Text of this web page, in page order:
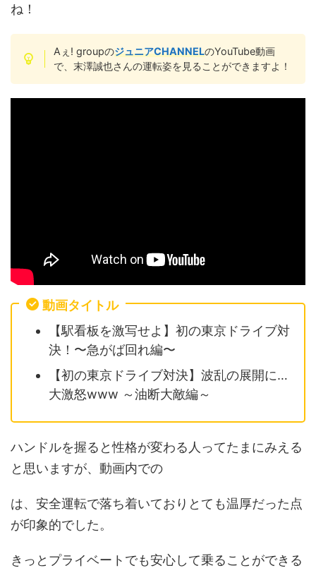
ね！
Aぇ! groupのジュニアCHANNELのYouTube動画
で、末澤誠也さんの運転姿を見ることができますよ！
動画タイトル
【駅看板を激写せよ】初の東京ドライブ対
決！〜急がば回れ編〜
【初の東京ドライブ対決】波乱の展開に…
大激怒www ～油断大敵編～
ハンドルを握ると性格が変わる人ってたまにみえる
と思いますが、動画内での
は、安全運転で落ち着いておりとても温厚だった点
が印象的でした。
きっとプライベートでも安心して乗ることができる